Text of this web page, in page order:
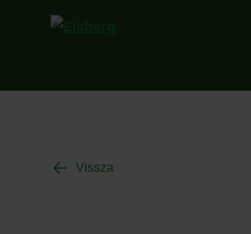
Vissza